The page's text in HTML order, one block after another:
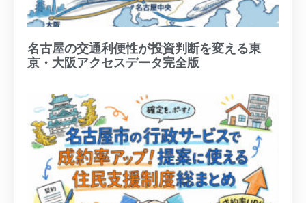
名古屋の交通利便性が投資判断を変える東
京・大阪アクセスデータ完全版